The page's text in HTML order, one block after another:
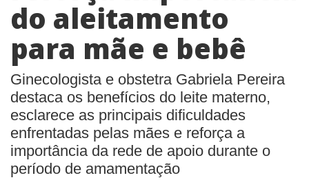
do aleitamento
para mãe e bebê
Ginecologista e obstetra Gabriela Pereira
destaca os benefícios do leite materno,
esclarece as principais dificuldades
enfrentadas pelas mães e reforça a
importância da rede de apoio durante o
período de amamentação